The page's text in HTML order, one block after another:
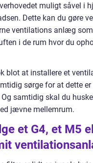
muligt såvel i
Dette kan du gøre
ventilations anlæg
i de rum hvor du
blot at installere et
sørge for at dette er
samtidig skal du
jævne mellemrum.
et G4, et M5